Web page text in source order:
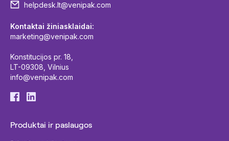
helpdesk.lt@venipak.com
Kontaktai žiniasklaidai:
marketing@venipak.com
Konstitucijos pr. 18,
LT-09308, Vilnius
info@venipak.com
Produktai ir paslaugos